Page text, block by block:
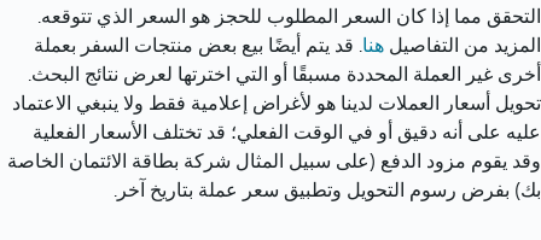
التحقق مما إذا كان السعر المطلوب للحجز هو السعر الذي تتوقعه.
المزيد من التفاصيل هنا. قد يتم أيضًا بيع بعض منتجات السفر بعملة
أخرى غير العملة المحددة مسبقًا أو التي اخترتها لعرض نتائج البحث.
تحويل أسعار العملات لدينا هو لأغراض إعلامية فقط ولا ينبغي الاعتماد
عليه على أنه دقيق أو في الوقت الفعلي؛ قد تختلف الأسعار الفعلية
وقد يقوم مزود الدفع (على سبيل المثال شركة بطاقة الائتمان الخاصة
بك) بفرض رسوم التحويل وتطبيق سعر عملة بتاريخ آخر.